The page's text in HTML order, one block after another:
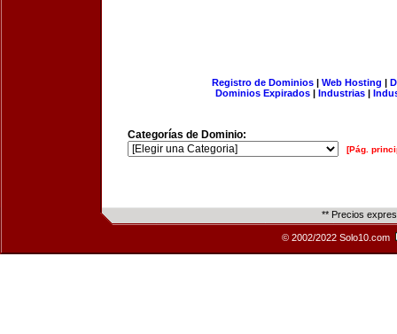
Registro de Dominios| Web Hosting |
Dominios Expirados | Industrias |
Categorías de Dominio:
[Pág.
** Precios
© 2002/2022 Solo10.com